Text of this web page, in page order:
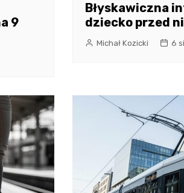
9
Błyskawiczna
dziecko przed
Michał Kozicki 6